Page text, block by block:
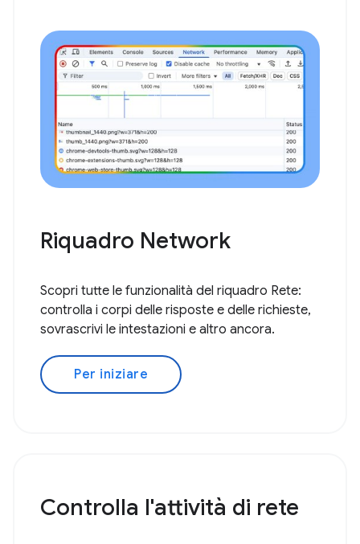
Riquadro Network
Scopri tutte le funzionalità del riquadro Rete:
controlla i corpi delle risposte e delle richieste,
sovrascrivi le intestazioni e altro ancora.
Per iniziare
Controlla l'attività di rete